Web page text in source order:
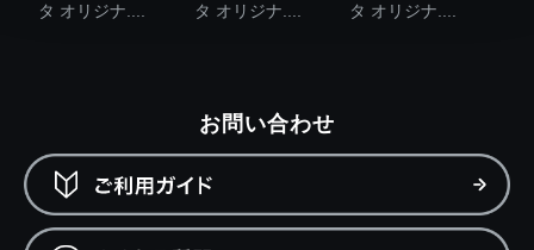
タ オリジナ....
タ オリジナ....
タ オリジナ....
お問い合わせ